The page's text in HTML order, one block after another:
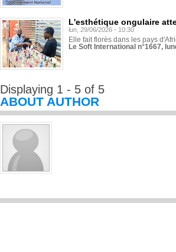
L'esthétique ongulaire
lun, 29/06/2026 - 10:30
Elle fait florès dans les pays
Le Soft International n°1667,
Displaying 1 - 5 of 5
ABOUT AUTHOR